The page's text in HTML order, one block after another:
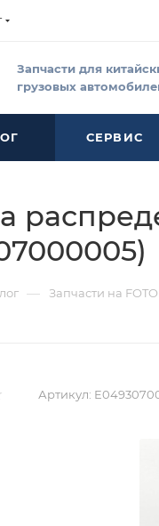
Запчасти для
грузовых
СЕРВИС
— Запчасти на
Артикул: